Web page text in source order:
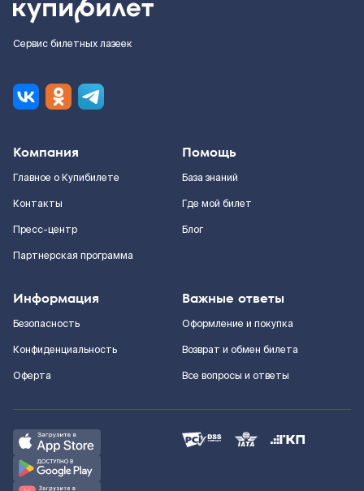
Сервис билетных лазеек
Компания
Главное о Купибилете
Контакты
Пресс-центр
Партнерская программа
Помощь
База знаний
Где мой билет
Блог
Информация
Безопасность
Конфиденциальность
Оферта
Важные ответы
Оформление и покупка
Возврат и обмен билета
Все вопросы и ответы